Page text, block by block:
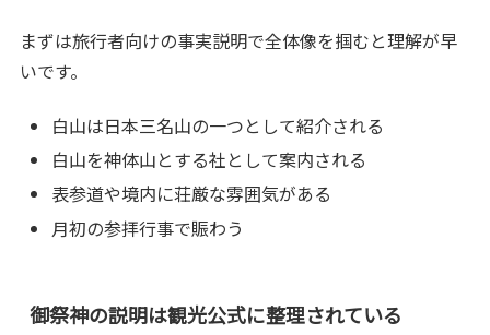
まずは旅行者向けの事実説明で全体像を掴むと理解が早
いです。
白山は日本三名山の一つとして紹介される
白山を神体山とする社として案内される
表参道や境内に荘厳な雰囲気がある
月初の参拝行事で賑わう
御祭神の説明は観光公式に整理されている